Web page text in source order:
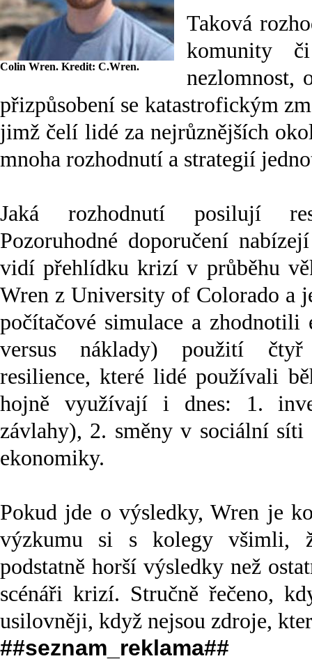
Colin Wren. Kredit: C.Wren.
Taková
komunity
nezlomnost,
přizpůsobení se katastrofickým
jimž čelí lidé za nejrůznějších
mnoha rozhodnutí a strategií
Jaká rozhodnutí posilují
Pozoruhodné doporučení
vidí přehlídku krizí v průběhu
Wren z University of Colorado a
počítačové simulace a zhodnotili
versus náklady) použití čtyř
resilience, které lidé používali
hojně využívají i dnes: 1.
závlahy), 2. směny v sociální
ekonomiky.
Pokud jde o výsledky, Wren je
výzkumu si s kolegy všimli,
podstatně horší výsledky než
scénáři krizí. Stručně řečeno,
usilovněji, když nejsou zdroje,
##seznam_reklama##